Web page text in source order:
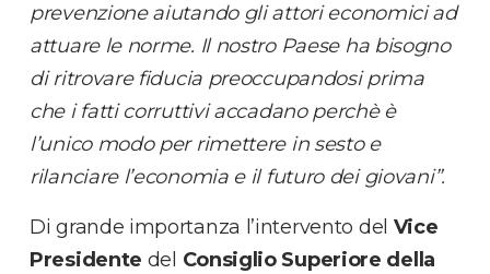
prevenzione aiutando gli attori economici ad
attuare le norme. Il nostro Paese ha bisogno
di ritrovare fiducia preoccupandosi prima
che i fatti corruttivi accadano perchè è
l’unico modo per rimettere in sesto e
rilanciare l’economia e il futuro dei giovani”.
Di grande importanza l’intervento del Vice
Presidente del Consiglio Superiore della